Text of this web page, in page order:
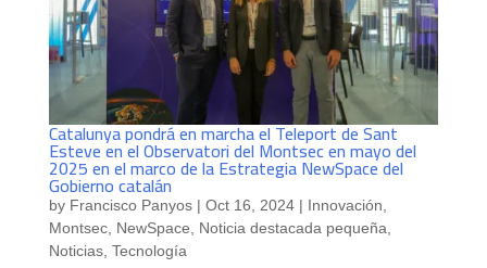
Catalunya pondrá en marcha el Teleport de Sant
Esteve en el Observatori del Montsec en mayo del
2025 en el marco de la Estrategia NewSpace del
Gobierno catalán
by Francisco Panyos| Oct 16, 2024| Innovación
Montsec, NewSpace Noticia destacada pequeña
Noticias, Tecnología